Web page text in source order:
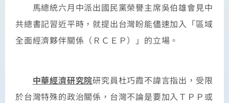
馬總統六月中派出國民黨榮譽主席吳伯雄會見中
共總書記習近平時，就提出台灣盼能儘速加入「區域
全面經濟夥伴關係（ＲＣＥＰ）」的立場。
中華經濟研究院研究員杜巧霞不諱言指出，受限
於台灣特殊的政治關係，台灣不論是要加入ＴＰＰ或